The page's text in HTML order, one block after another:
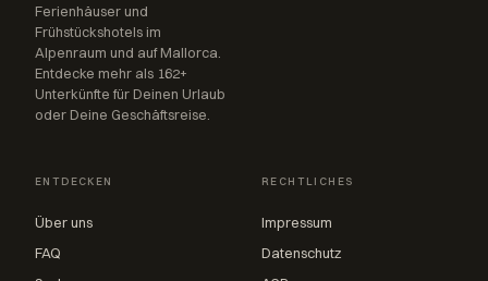
Ferienhäuser und
Frühstückshotels im
Alpenraum und auf Mallorca.
Entdecke mehr als 162+
Unterkünfte für Deinen Urlaub
oder Deine Geschäftsreise.
ENTDECKEN
Über uns
FAQ
RECHTLICHES
Impressum
Datenschutz